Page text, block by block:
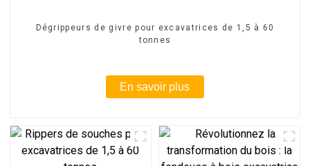
Dégrippeurs de givre pour excavatrices de 1,5 à 60
tonnes
En savoir plus